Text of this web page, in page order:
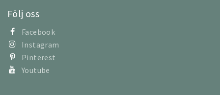
Följ oss
Facebook
Instagram
Pinterest
Youtube